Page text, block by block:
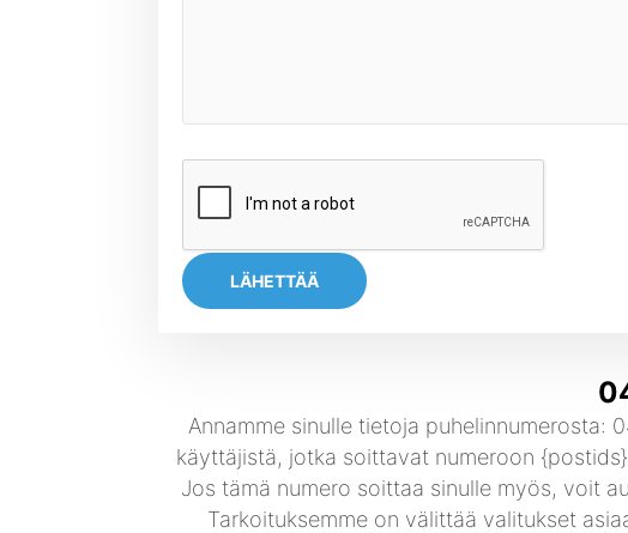
LÄHETTÄÄ
Annamme sinulle tietoja puhelinnumerosta:
käyttäjistä, jotka soittavat numeroon
Jos tämä numero soittaa sinulle myös, voit
Tarkoituksemme on välittää valitukset